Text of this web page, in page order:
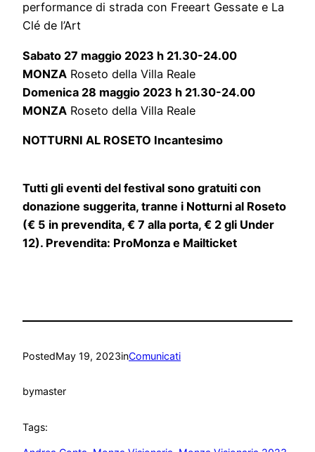
performance di strada con Freeart Gessate e La
Clé de l’Art
Sabato 27 maggio 2023 h 21.30-24.00
MONZA Roseto della Villa Reale
Domenica 28 maggio 2023 h 21.30-24.00
MONZA Roseto della Villa Reale
NOTTURNI AL ROSETO Incantesimo
Tutti gli eventi del festival sono gratuiti con
donazione suggerita, tranne i Notturni al Roseto
(€ 5 in prevendita, € 7 alla porta, € 2 gli Under
12). Prevendita: ProMonza e Mailticket
PostedMay 19, 2023inComunicati
bymaster
Tags: